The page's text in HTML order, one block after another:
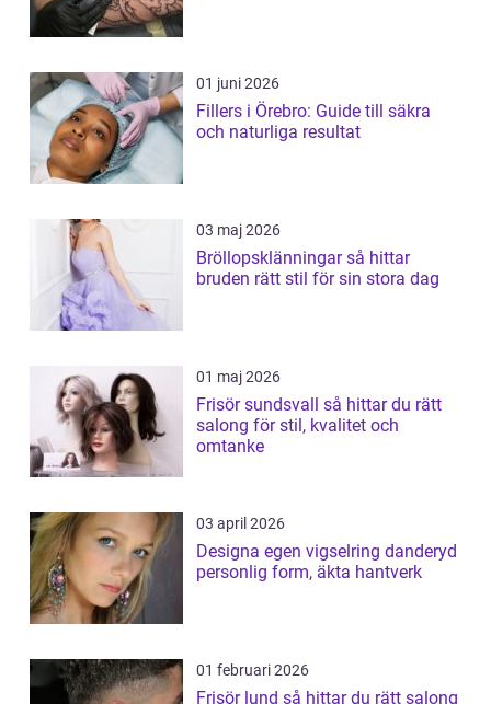
01 juni 2026
Fillers i Örebro: Guide till säkra
och naturliga resultat
03 maj 2026
Bröllopsklänningar så hittar
bruden rätt stil för sin stora dag
01 maj 2026
Frisör sundsvall så hittar du rätt
salong för stil, kvalitet och
omtanke
03 april 2026
Designa egen vigselring danderyd
personlig form, äkta hantverk
01 februari 2026
Frisör lund så hittar du rätt salong